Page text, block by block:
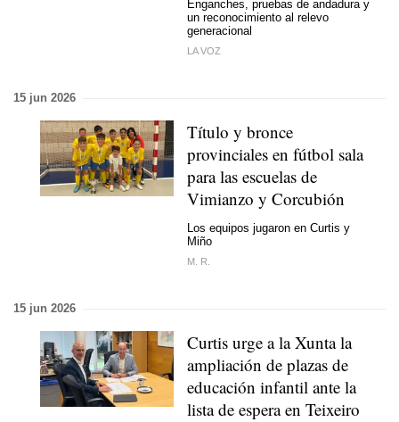
Enganches, pruebas de andadura y
un reconocimiento al relevo
generacional
LA VOZ
15 jun 2026
Título y bronce
provinciales en fútbol sala
para las escuelas de
Vimianzo y Corcubión
Los equipos jugaron en Curtis y
Miño
M. R.
15 jun 2026
Curtis urge a la Xunta la
ampliación de plazas de
educación infantil ante la
lista de espera en Teixeiro